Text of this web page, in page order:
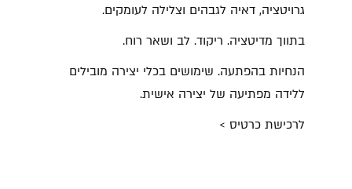
גרויטציה, דאיה לגבהים וצלילה לעומקים.
בתווך מדיטציה. ריקוד. לב ושאר רוח.
הנחיות בהפתעה. שימושים בכלי יצירה מובילים
ללידה מפתיעה של יצירה אישית.
לרכישת כרטיס >